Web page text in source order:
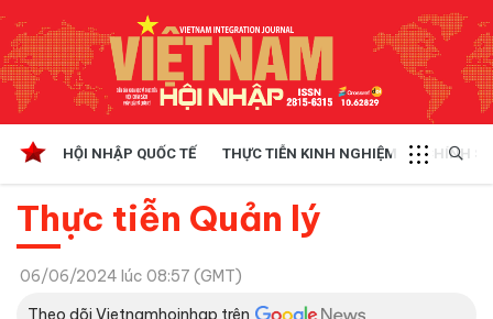
HỘI NHẬP QUỐC TẾ THỰC TIỄN KINH NGHIỆM CHÍNH
Thực tiễn Quản lý
06/06/2024 lúc 08:57 (GMT)
Theo dõi Vietnamhoinhap trên